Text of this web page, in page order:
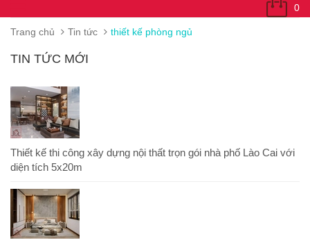
0
Trang chủ Tin tức thiết kế phòng ngủ
TIN TỨC MỚI
Thiết kế thi công xây dựng nội thất trọn gói nhà phố Lào Cai với
diện tích 5x20m